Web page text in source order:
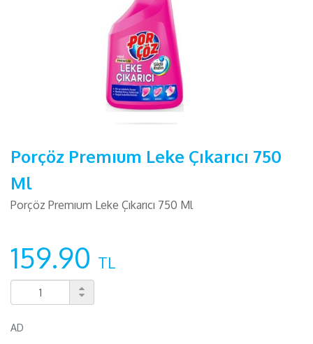
Porçöz Premıum Leke Çıkarıcı 750
Ml
Porçöz Premıum Leke Çıkarıcı 750 Ml
159.90 TL
AD